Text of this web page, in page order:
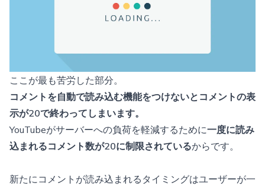
ここが最も苦労した部分。
コメントを自動で読み込む機能をつけないとコメントの表
示が20で終わってしまいます。
YouTubeがサーバーへの負荷を軽減するために一度に読み
込まれるコメント数が20に制限されているからです。
新たにコメントが読み込まれるタイミングはユーザーが一